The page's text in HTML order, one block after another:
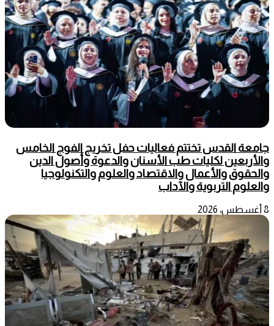
جامعة القدس تختتم فعاليات حفل تخريج الفوج الخامس
والأربعين لكليات طب الأسنان والدعوة وأصول الدين
والحقوق والأعمال والاقتصاد والعلوم والتكنولوجيا
والعلوم التربوية والآداب
8 أغسطس، 2026